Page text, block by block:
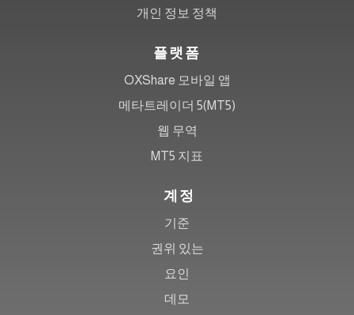
개인 정보 정책
플랫폼
OXShare 모바일 앱
메타트레이더 5(MT5)
웹 무역
MT5 지표
계정
기준
권위 있는
요인
데모